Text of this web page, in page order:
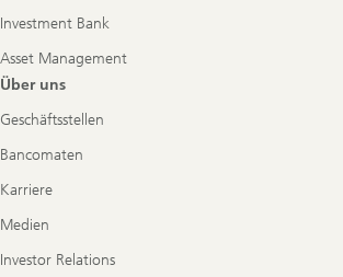
Investment Bank
Asset Management
Über uns
Geschäftsstellen
Bancomaten
Karriere
Medien
Investor Relations